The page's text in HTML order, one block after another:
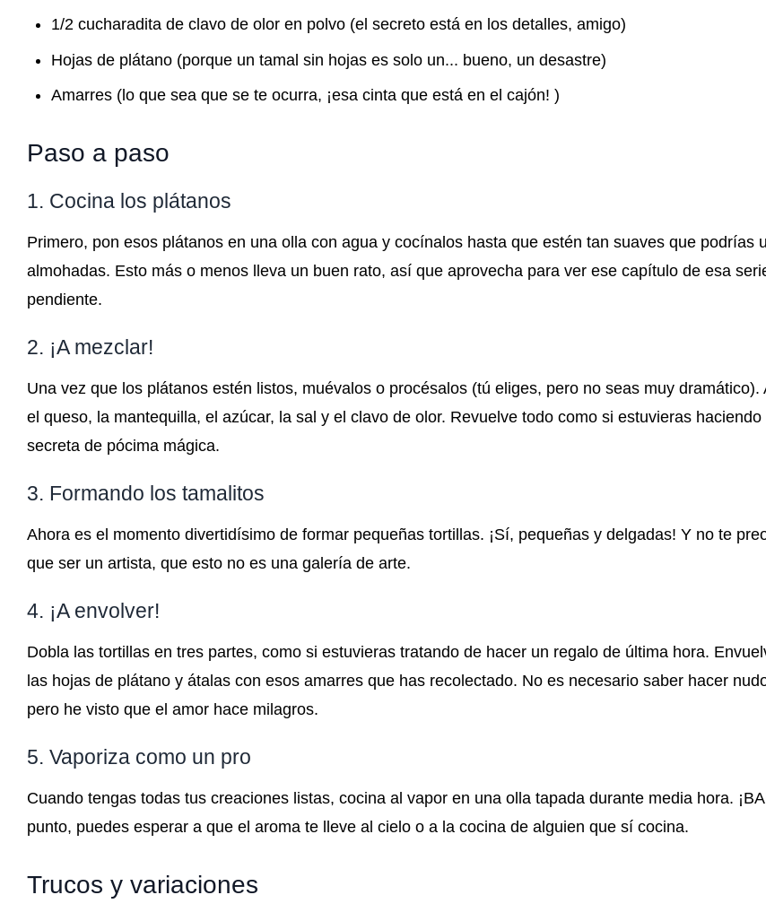
1/2 cucharadita de clavo de olor en polvo (el secreto está en los detalles, amigo)
Hojas de plátano (porque un tamal sin hojas es solo un... bueno, un desastre)
Amarres (lo que sea que se te ocurra, ¡esa cinta que está en el cajón! )
Paso a paso
1. Cocina los plátanos
Primero, pon esos plátanos en una olla con agua y cocínalos hasta que estén tan suaves que podrías
almohadas. Esto más o menos lleva un buen rato, así que aprovecha para ver ese capítulo de esa
pendiente.
2. ¡A mezclar!
Una vez que los plátanos estén listos, muévalos o procésalos (tú eliges, pero no seas muy dramático).
el queso, la mantequilla, el azúcar, la sal y el clavo de olor. Revuelve todo como si estuvieras
secreta de pócima mágica.
3. Formando los tamalitos
Ahora es el momento divertidísimo de formar pequeñas tortillas. ¡Sí, pequeñas y delgadas! Y no te
que ser un artista, que esto no es una galería de arte.
4. ¡A envolver!
Dobla las tortillas en tres partes, como si estuvieras tratando de hacer un regalo de última hora.
las hojas de plátano y átalas con esos amarres que has recolectado. No es necesario saber hacer
pero he visto que el amor hace milagros.
5. Vaporiza como un pro
Cuando tengas todas tus creaciones listas, cocina al vapor en una olla tapada durante media hora.
punto, puedes esperar a que el aroma te lleve al cielo o a la cocina de alguien que sí cocina.
Trucos y variaciones